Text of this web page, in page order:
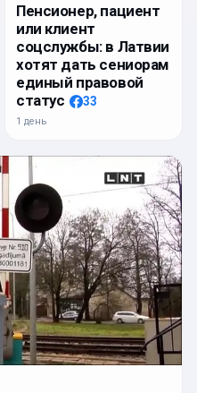
Пенсионер, пациент
или клиент
соцслужбы: в Латвии
хотят дать сениорам
единый правовой
статус
33
1 день